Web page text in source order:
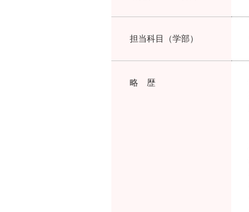
担当科目（学部）
略 歴